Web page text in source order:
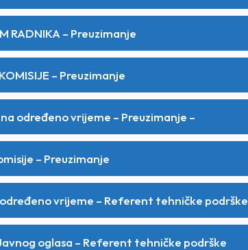
RADNIKA – Preuzimanje
– Preuzimanje
određeno vrijeme – Preuzimanje –
– Preuzimanje
vrijeme – Referent tehničke podrške
oglasa – Referent tehničke podrške